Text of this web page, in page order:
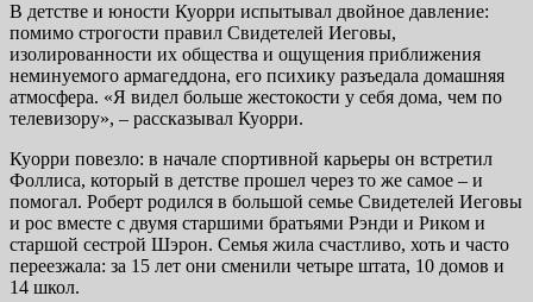
В детстве и юности Куорри испытывал двойное давление:
помимо строгости правил Свидетелей Иеговы,
изолированности их общества и ощущения приближения
неминуемого армагеддона, его психику разъедала домашняя
атмосфера. «Я видел больше жестокости у себя дома, чем по
телевизору», – рассказывал Куорри.
Куорри повезло: в начале спортивной карьеры он встретил
Фоллиса, который в детстве прошел через то же самое – и
помогал. Роберт родился в большой семье Свидетелей Иеговы
и рос вместе с двумя старшими братьями Рэнди и Риком и
старшой сестрой Шэрон. Семья жила счастливо, хоть и часто
переезжала: за 15 лет они сменили четыре штата, 10 домов и
14 школ.